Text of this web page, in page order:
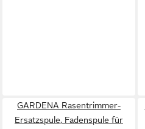
GARDENA Rasentrimmer-
Ersatzspule, Fadenspule für